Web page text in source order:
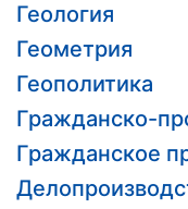
Геология
Геометрия
Геополитика
Гражданско-
Гражданское